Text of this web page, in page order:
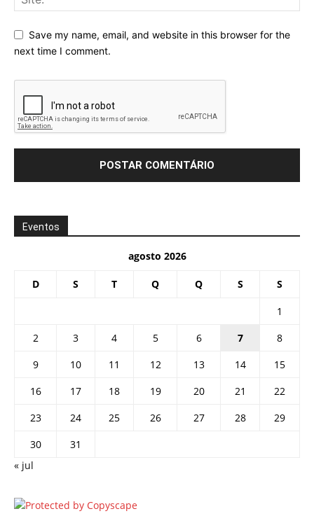
Save my name, email, and website in this browser for the
next time I comment.
Eventos
agosto 2026
D S T Q Q S S
1
2
3 4 5 6 7
8
9
10 11 12 13 14
15
16
17 18 19 20 21
22
23
24 25 26 27 28
29
30
31
« jul